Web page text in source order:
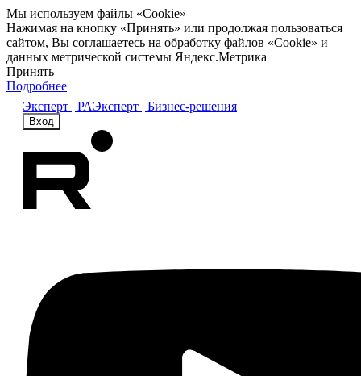
Мы используем файлы «Cookie»
Нажимая на кнопку «Принять» или продолжая пользоваться
сайтом, Вы соглашаетесь на обработку файлов «Cookie» и
данных метрической системы Яндекс.Метрика
Принять
Подробнее
Эксперт | РАЭксперт | Бизнес-решения
Вход